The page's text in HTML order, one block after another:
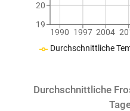
1990 1997 2004
19
20
Durchschnittliche
Durchschnittliche